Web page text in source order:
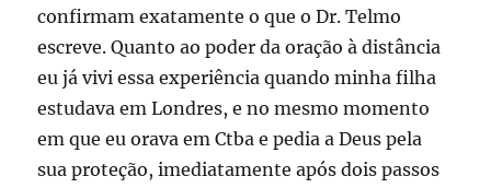
confirmam exatamente o que o Dr. Telmo
escreve. Quanto ao poder da oração à distância
eu já vivi essa experiência quando minha filha
estudava em Londres, e no mesmo momento
em que eu orava em Ctba e pedia a Deus pela
sua proteção, imediatamente após dois passos